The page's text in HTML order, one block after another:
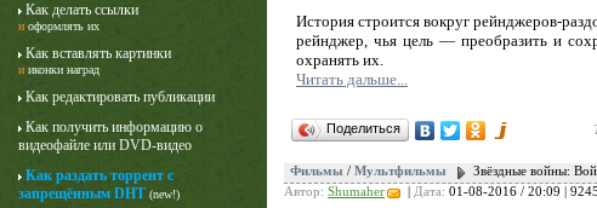
Как делать ссылки
и оформлять их
Как вставлять картинки
и иконки наград
Как редактировать публикации
Как получить информацию о
видеофайле или DVD-видео
Как раздать торрент с
запрещённым DHT (new!)
История строится вокруг рейнджеров-
рейнджер, чья цель — преобразить и
охранять их.
Читать дальше...
Поделиться
Фильмы / Мультфильмы
Звёздные войны:
Автор: Shumaher Дата: 01-08-2016 / 20:09 |